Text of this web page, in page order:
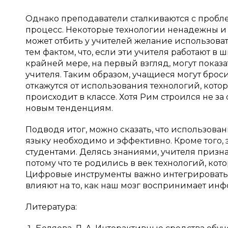
Однако преподаватели сталкиваются с
процесс. Некоторые технологии ненадежны
может отбить у учителей желание
тем фактом, что, если эти учителя работают в
крайней мере, на первый взгляд, могут
учителя. Таким образом, учащиеся могут
откажутся от использования технологий,
происходит в классе. Хотя Рим строился не
новым тенденциям.
Подводя итог, можно сказать, что
языку необходимо и эффективно. Кроме
студентами. Делясь знаниями, учителя
потому что те родились в век технологий,
Цифровые инструменты важно
влияют на то, как наш мозг воспринимает
Литература: